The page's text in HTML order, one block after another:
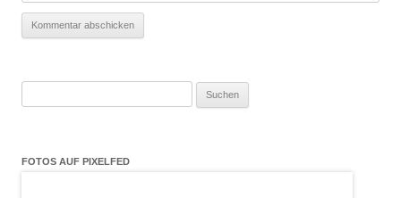
FOTOS AUF PIXELFED